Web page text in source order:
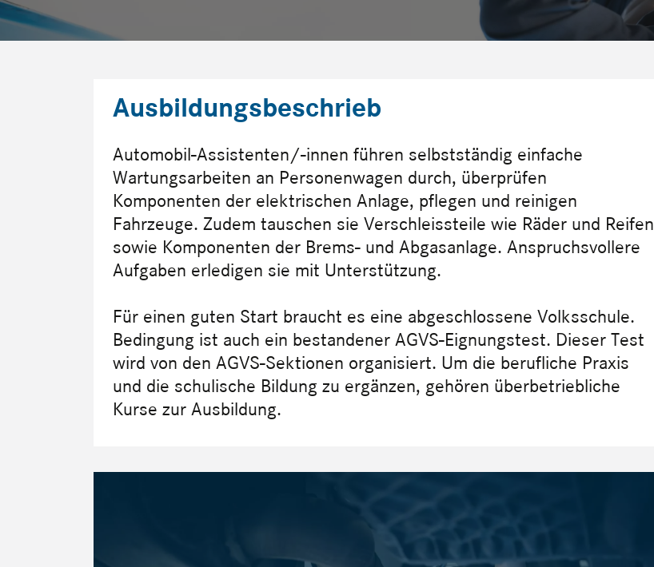
Ausbildungsbeschrieb
Automobil-Assistenten/-innen führen selbstständig einfache
Wartungsarbeiten an Personenwagen durch, überprüfen
Komponenten der elektrischen Anlage, pflegen und reinigen
Fahrzeuge. Zudem tauschen sie Verschleissteile wie Räder und Reifen
sowie Komponenten der Brems- und Abgasanlage. Anspruchsvollere
Aufgaben erledigen sie mit Unterstützung.
Für einen guten Start braucht es eine abgeschlossene Volksschule.
Bedingung ist auch ein bestandener AGVS-Eignungstest. Dieser Test
wird von den AGVS-Sektionen organisiert. Um die berufliche Praxis
und die schulische Bildung zu ergänzen, gehören überbetriebliche
Kurse zur Ausbildung.